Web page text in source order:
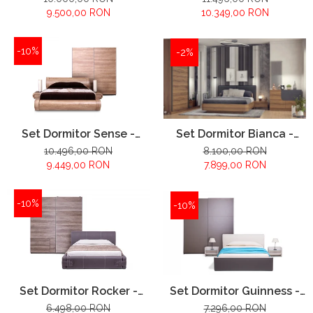
9.500,00 RON
10.349,00 RON
-10%
Set Dormitor Sense -
configuratie propusa:
10.496,00 RON
9.449,00 RON
-2%
Set Dormitor Bianca -
configuratie propusa:
8.100,00 RON
7.899,00 RON
-10%
Set Dormitor Rocker -
configuratie propusa:
6.498,00 RON
-10%
Set Dormitor Guinness -
configuratie propusa:
7.296,00 RON